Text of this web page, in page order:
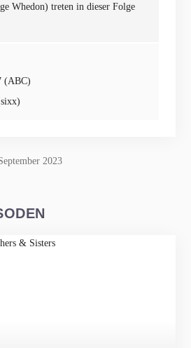
Whedon) treten in dieser Folge
(ABC)
2023